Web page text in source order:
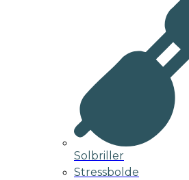
Solbriller
Stressbolde